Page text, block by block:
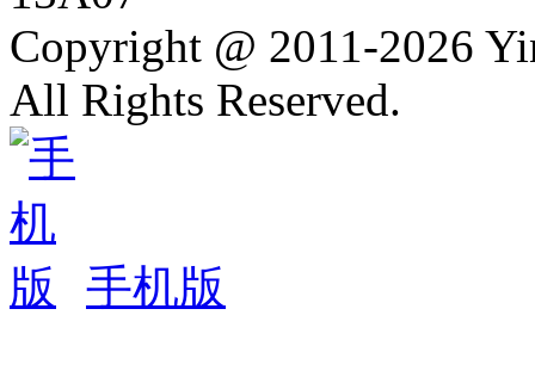
Copyright @ 2011-2026
All Rights Reserved.
手机版